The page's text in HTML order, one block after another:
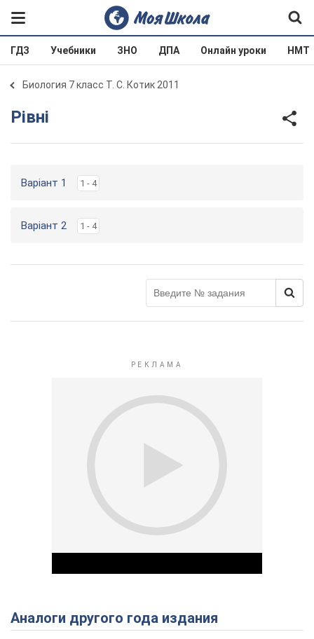
ГДЗ Учебники ЗНО ДПА Онлайн уроки НМТ
Биология 7 класс Т. С. Котик 2011
Рівні
Варіант 1 1 - 4
Варіант 2 1 - 4
Аналоги другого года издания